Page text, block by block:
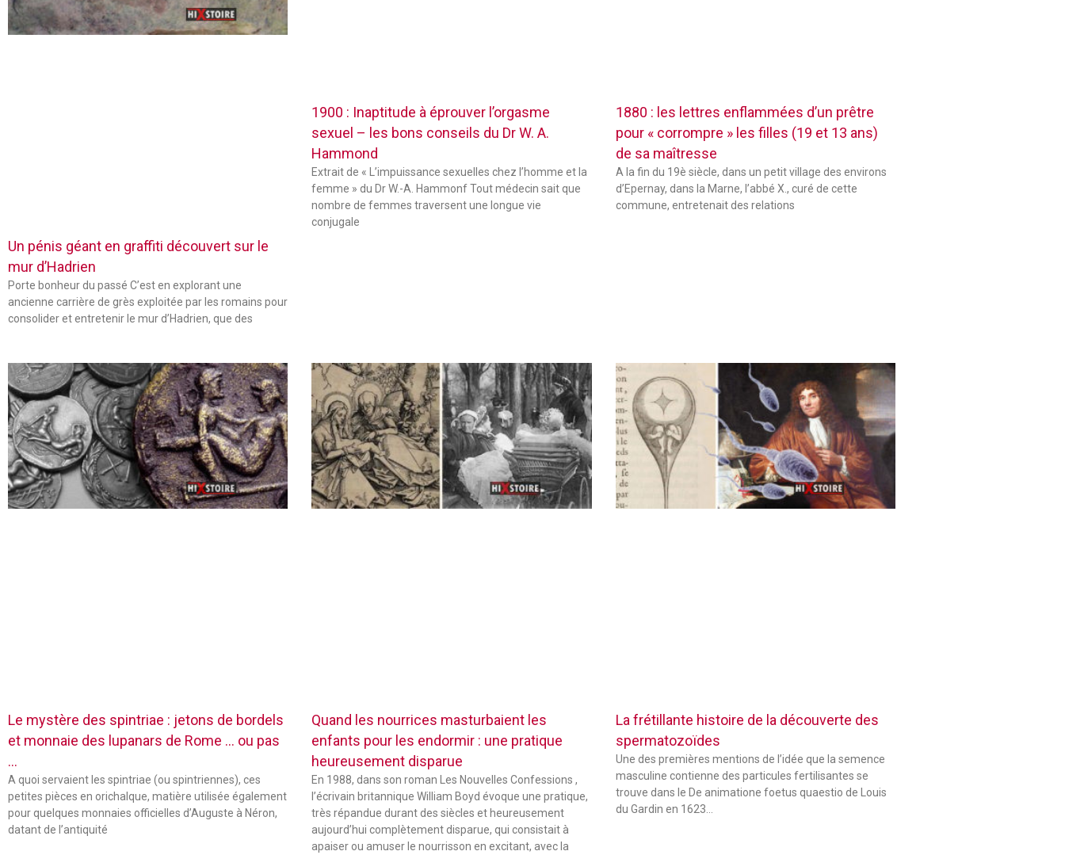
Un pénis géant en graffiti découvert sur le
mur d’Hadrien
Porte bonheur du passé C’est en explorant une
ancienne carrière de grès exploitée par les romains pour
consolider et entretenir le mur d’Hadrien, que des
1900 : Inaptitude à éprouver l’orgasme
sexuel – les bons conseils du Dr W. A.
Hammond
Extrait de « L’impuissance sexuelles chez l’homme et la
femme » du Dr W.-A. Hammonf Tout médecin sait que
nombre de femmes traversent une longue vie
conjugale
1880 : les lettres enflammées d’un prêtre
pour « corrompre » les filles (19 et 13 ans)
de sa maîtresse
A la fin du 19è siècle, dans un petit village des environs
d’Epernay, dans la Marne, l’abbé X., curé de cette
commune, entretenait des relations
Le mystère des spintriae : jetons de bordels
et monnaie des lupanars de Rome … ou pas
…
A quoi servaient les spintriae (ou spintriennes), ces
petites pièces en orichalque, matière utilisée également
pour quelques monnaies officielles d’Auguste à Néron,
datant de l’antiquité
Quand les nourrices masturbaient les
enfants pour les endormir : une pratique
heureusement disparue
En 1988, dans son roman Les Nouvelles Confessions ,
l’écrivain britannique William Boyd évoque une pratique,
très répandue durant des siècles et heureusement
aujourd’hui complètement disparue, qui consistait à
apaiser ou amuser le nourrisson en excitant, avec la
La frétillante histoire de la découverte des
spermatozoïdes
Une des premières mentions de l’idée que la semence
masculine contienne des particules fertilisantes se
trouve dans le De animatione foetus quaestio de Louis
du Gardin en 1623…